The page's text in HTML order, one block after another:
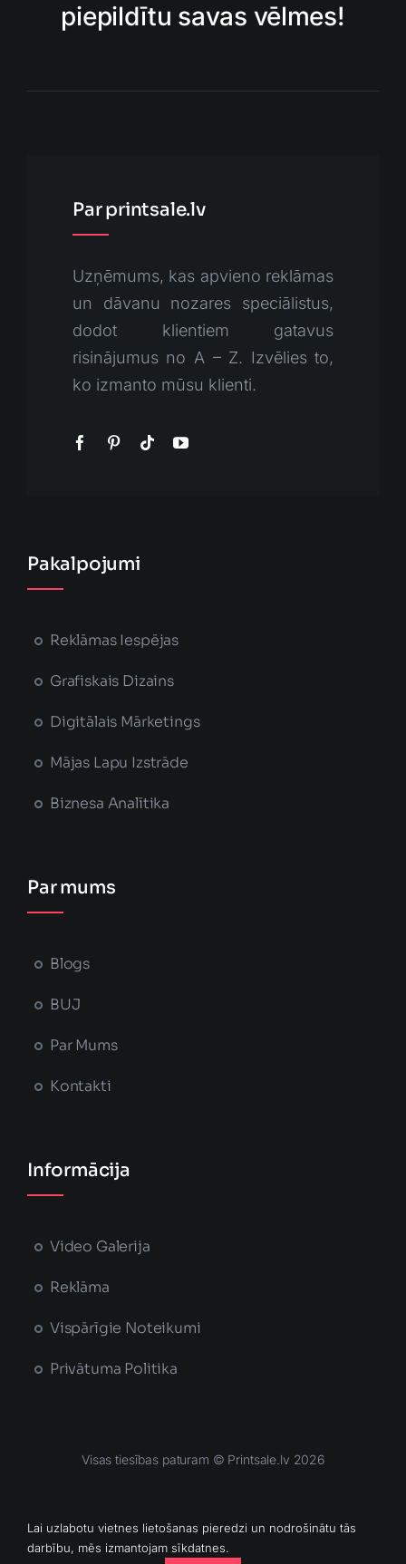
piepildītu savas vēlmes!
Par printsale.lv
Uzņēmums, kas apvieno reklāmas
un dāvanu nozares speciālistus,
dodot klientiem gatavus
risinājumus no A – Z. Izvēlies to,
ko izmanto mūsu klienti.
Pakalpojumi
Reklāmas Iespējas
Grafiskais Dizains
Digitālais Mārketings
Mājas Lapu Izstrāde
Biznesa Analītika
Par mums
Blogs
BUJ
Par Mums
Kontakti
Informācija
Video Galerija
Reklāma
Vispārīgie Noteikumi
Privātuma Politika
Visas tiesības paturam © Printsale.lv 2026
Lai uzlabotu vietnes lietošanas pieredzi un nodrošinātu tās
darbību, mēs izmantojam sīkdatnes.